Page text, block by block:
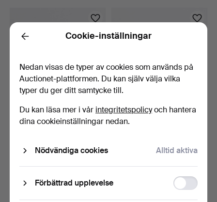
Sked i sterlingsilver med
kungligt silverm…
278 USD
Silverskedar, sex st.
Stämplade 830. Danma…
Bevaka sökning
Back Cookie-inställningar
Nedan visas de typer av cookies som används på
Auctionet-plattformen. Du kan själv välja vilka
typer du ger ditt samtycke till.
Du kan läsa mer i vår integritetspolicyoch hantera
dina cookieinställningar nedan.
Nödvändiga cookies Alltid aktiva
Förbättrad upplevelse
storage